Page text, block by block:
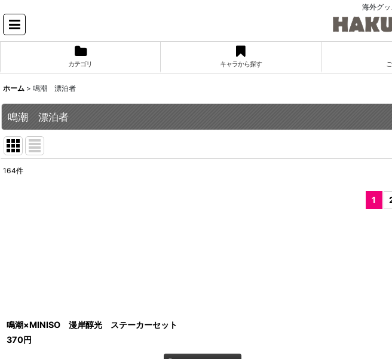
海外グ
カテゴリ キャラから探す
ホーム > 鳴潮 漂泊者
鳴潮 漂泊者
164件
1
鳴潮×MINISO 漫岸醇光 ステーカーセット
370円